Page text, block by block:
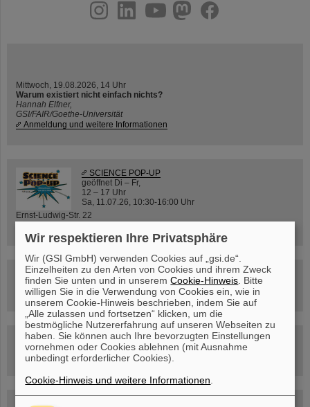
youtube
helmholtz.social
facebook
Mittwoch, 19.08.2026, 14 Uhr
Warum existiert nicht einfach nichts?
Hannah Elfner,
GSI/FAIR/Goethe-Universität
Anmeldung und weitere Informationen
SCIENCE POP-UP
geöffnet Di – Fr,
12 – 17 Uhr
Sa, 11.07.26, 10:30-16:00 Uhr
Ernst-Ludwig-Str. 22
Innenstadt Darmstadt
FAIR-Trailer: Der Weg der Teilchen durch die
Beschleunigeranlage
Rundflug über die FAIR-Baustelle
Wir respektieren Ihre Privatsphäre
Wir (GSI GmbH) verwenden Cookies auf „gsi.de“.
Einzelheiten zu den Arten von Cookies und ihrem Zweck
finden Sie unten und in unseremCookie-Hinweis . Bitte
willigen Sie in die Verwendung von Cookies ein, wie in
unserem Cookie-Hinweis beschrieben, indem Sie auf
„Alle zulassen und fortsetzen“ klicken, um die
bestmögliche Nutzererfahrung auf unseren Webseiten zu
haben. Sie können auch Ihre bevorzugten Einstellungen
vornehmen oder Cookies ablehnen (mit Ausnahme
unbedingt erforderlicher Cookies).
Cookie-Hinweis und weitere Informationen